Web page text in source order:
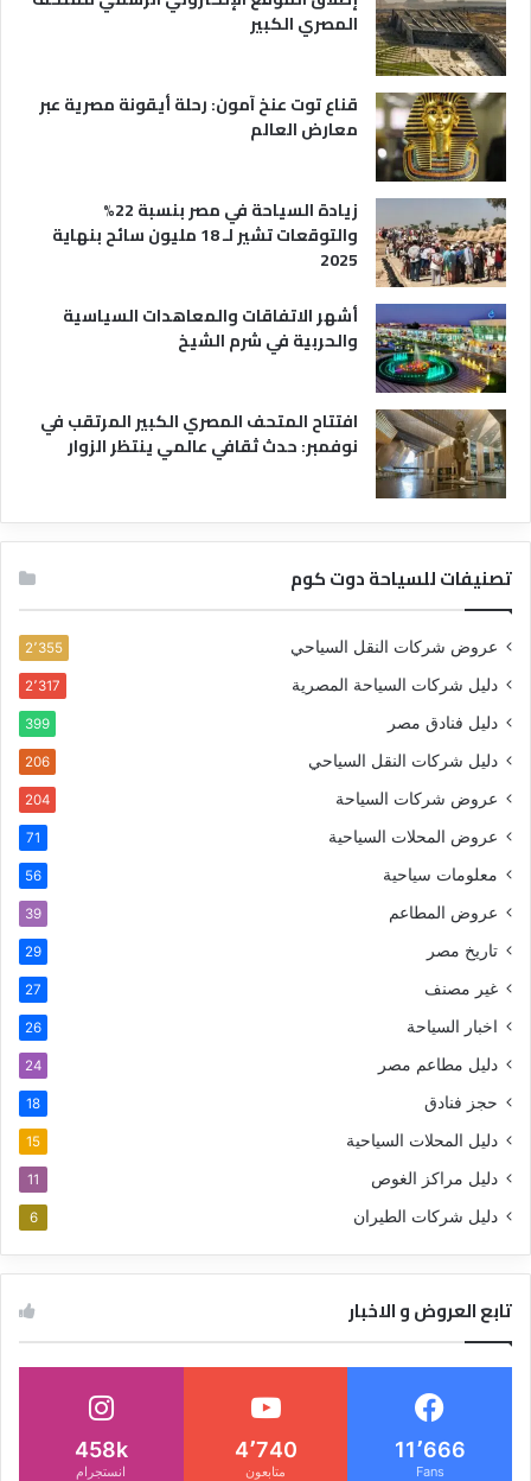
ة
المصري الكبير
قناع توت عنخ آمون: رحلة أيقونة مصرية عبر
معارض العالم
زيادة السياحة في مصر بنسبة 22%
والتوقعات تشير لـ 18 مليون سائح بنهاية
2025
أشهر الاتفاقات والمعاهدات السياسية
والحربية في شرم الشيخ
افتتاح المتحف المصري الكبير المرتقب في
نوفمبر: حدث ثقافي عالمي ينتظر الزوار
تصنيفات للسياحة دوت كوم
عروض شركات النقل السياحي 2٬355
دليل شركات السياحة المصرية 2٬317
دليل فنادق مصر 399
دليل شركات النقل السياحي 206
عروض شركات السياحة 204
عروض المحلات السياحية 71
معلومات سياحية 56
عروض المطاعم 39
تاريخ مصر 29
غير مصنف 27
اخبار السياحة 26
دليل مطاعم مصر 24
حجز فنادق 18
دليل المحلات السياحية 15
دليل مراكز الغوص 11
دليل شركات الطيران 6
تابع العروض و الاخبار
11٬666
Fans
4٬740
متابعون
458k
انستجرام